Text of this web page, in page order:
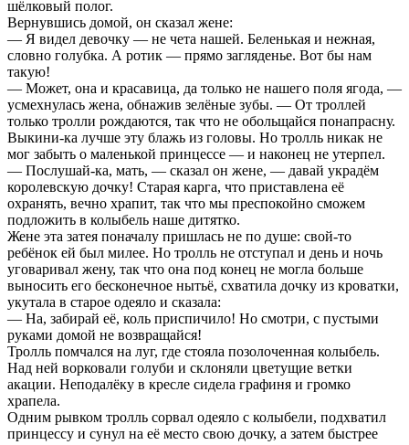
шёлковый полог.
Вернувшись домой, он сказал жене:
— Я видел девочку — не чета нашей. Беленькая и нежная,
словно голубка. А ротик — прямо загляденье. Вот бы нам
такую!
— Может, она и красавица, да только не нашего поля ягода, —
усмехнулась жена, обнажив зелёные зубы. — От троллей
только тролли рождаются, так что не обольщайся понапрасну.
Выкини-ка лучше эту блажь из головы. Но тролль никак не
мог забыть о маленькой принцессе — и наконец не утерпел.
— Послушай-ка, мать, — сказал он жене, — давай украдём
королевскую дочку! Старая карга, что приставлена её
охранять, вечно храпит, так что мы преспокойно сможем
подложить в колыбель наше дитятко.
Жене эта затея поначалу пришлась не по душе: свой-то
ребёнок ей был милее. Но тролль не отступал и день и ночь
уговаривал жену, так что она под конец не могла больше
выносить его бесконечное нытьё, схватила дочку из кроватки,
укутала в старое одеяло и сказала:
— На, забирай её, коль приспичило! Но смотри, с пустыми
руками домой не возвращайся!
Тролль помчался на луг, где стояла позолоченная колыбель.
Над ней ворковали голуби и склоняли цветущие ветки
акации. Неподалёку в кресле сидела графиня и громко
храпела.
Одним рывком тролль сорвал одеяло с колыбели, подхватил
принцессу и сунул на её место свою дочку, а затем быстрее